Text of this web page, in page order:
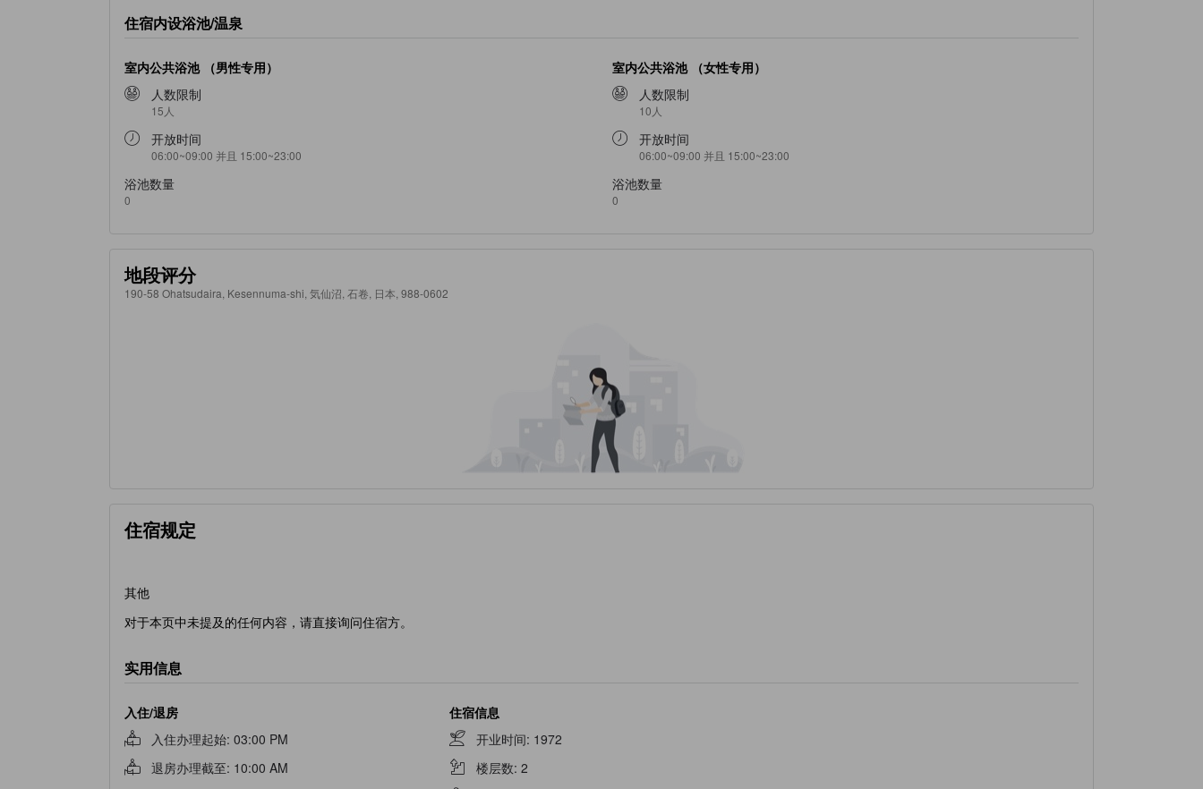
住宿内设浴池/温泉
室内公共浴池 （男性专用）
人数限制
15人
开放时间
06:00~09:00 并且 15:00~23:00
浴池数量
0
室内公共浴池 （女性专用）
人数限制
10人
开放时间
06:00~09:00 并且 15:00~23:00
浴池数量
0
地段评分
190-58 Ohatsudaira, Kesennuma-shi, 気仙沼, 石卷, 日本, 988-0602
住宿规定
其他
对于本页中未提及的任何内容，请直接询问住宿方。
实用信息
入住/退房
入住办理起始: 03:00 PM
退房办理截至: 10:00 AM
住宿信息
开业时间: 1972
楼层数:2